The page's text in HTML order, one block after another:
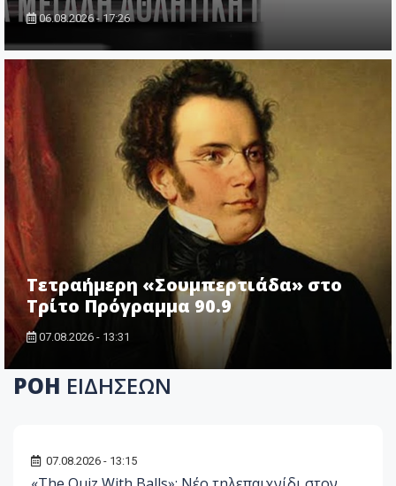
06.08.2026 - 17:26
Τετραήμερη «Σουμπερτιάδα» στο
Τρίτο Πρόγραμμα 90.9
07.08.2026 - 13:31
ΡΟΗ ΕΙΔΗΣΕΩΝ
07.08.2026 - 13:15